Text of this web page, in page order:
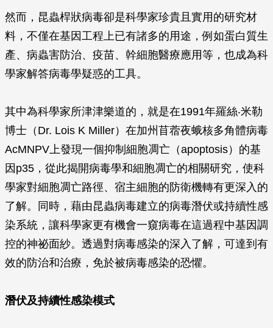
然而，昆蟲桿狀病毒卻是科學家珍貴且實用的研究材
料，不僅在基因工程上已有諸多的用途，例如蛋白質生
產、病蟲害防治、疫苗、幹細胞醫療應用等，也成為科
學家解答病毒學疑惑的工具。
其中為科學家所津津樂道的，就是在1991年羅絲‧米勒
博士（Dr. Lois K Miller）在加州苜蓿夜蛾核多角體病毒
AcMNPV上發現一個抑制細胞凋亡（apoptosis）的基
因p35，從此揭開病毒學和細胞凋亡的相關研究，使科
學家對細胞凋亡路徑、宿主細胞的防衛機轉有更深入的
了解。同時，藉由昆蟲病毒建立的病毒潛伏或持續性感
染系統，讓科學家更有機會一窺病毒在這過程中基因調
控的神祕面紗。透過對病毒感染的深入了解，可達到有
效的防治和治療，免於被病毒感染的恐懼。
潛伏及持續性感染模式